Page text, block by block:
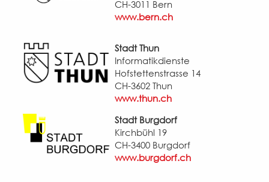
CH-3011 Bern
www.bern.ch
Stadt Thun
Informatikdienste
Hofstettenstrasse 14
CH-3602 Thun
www.thun.ch
Stadt Burgdorf
Kirchbühl 19
CH-3400 Burgdorf
www.burgdorf.ch